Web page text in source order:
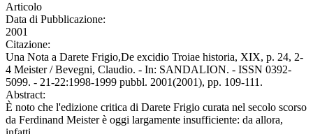
Articolo
Data di Pubblicazione:
2001
Citazione:
Una Nota a Darete Frigio,De excidio Troiae historia, XIX, p. 24, 2-
4 Meister / Bevegni, Claudio. - In: SANDALION. - ISSN 0392-
5099. - 21-22:1998-1999 pubbl. 2001(2001), pp. 109-111.
Abstract:
È noto che l'edizione critica di Darete Frigio curata nel secolo scorso
da Ferdinand Meister è oggi largamente insufficiente: da allora,